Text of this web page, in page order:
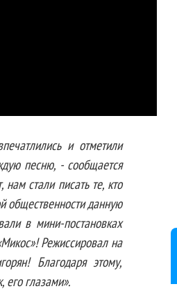
и отметили
песню, - сообщается
нам стали писать те, кто
общественности данную
в мини-постановках
Режиссировал на
Благодаря этому,
его глазами».